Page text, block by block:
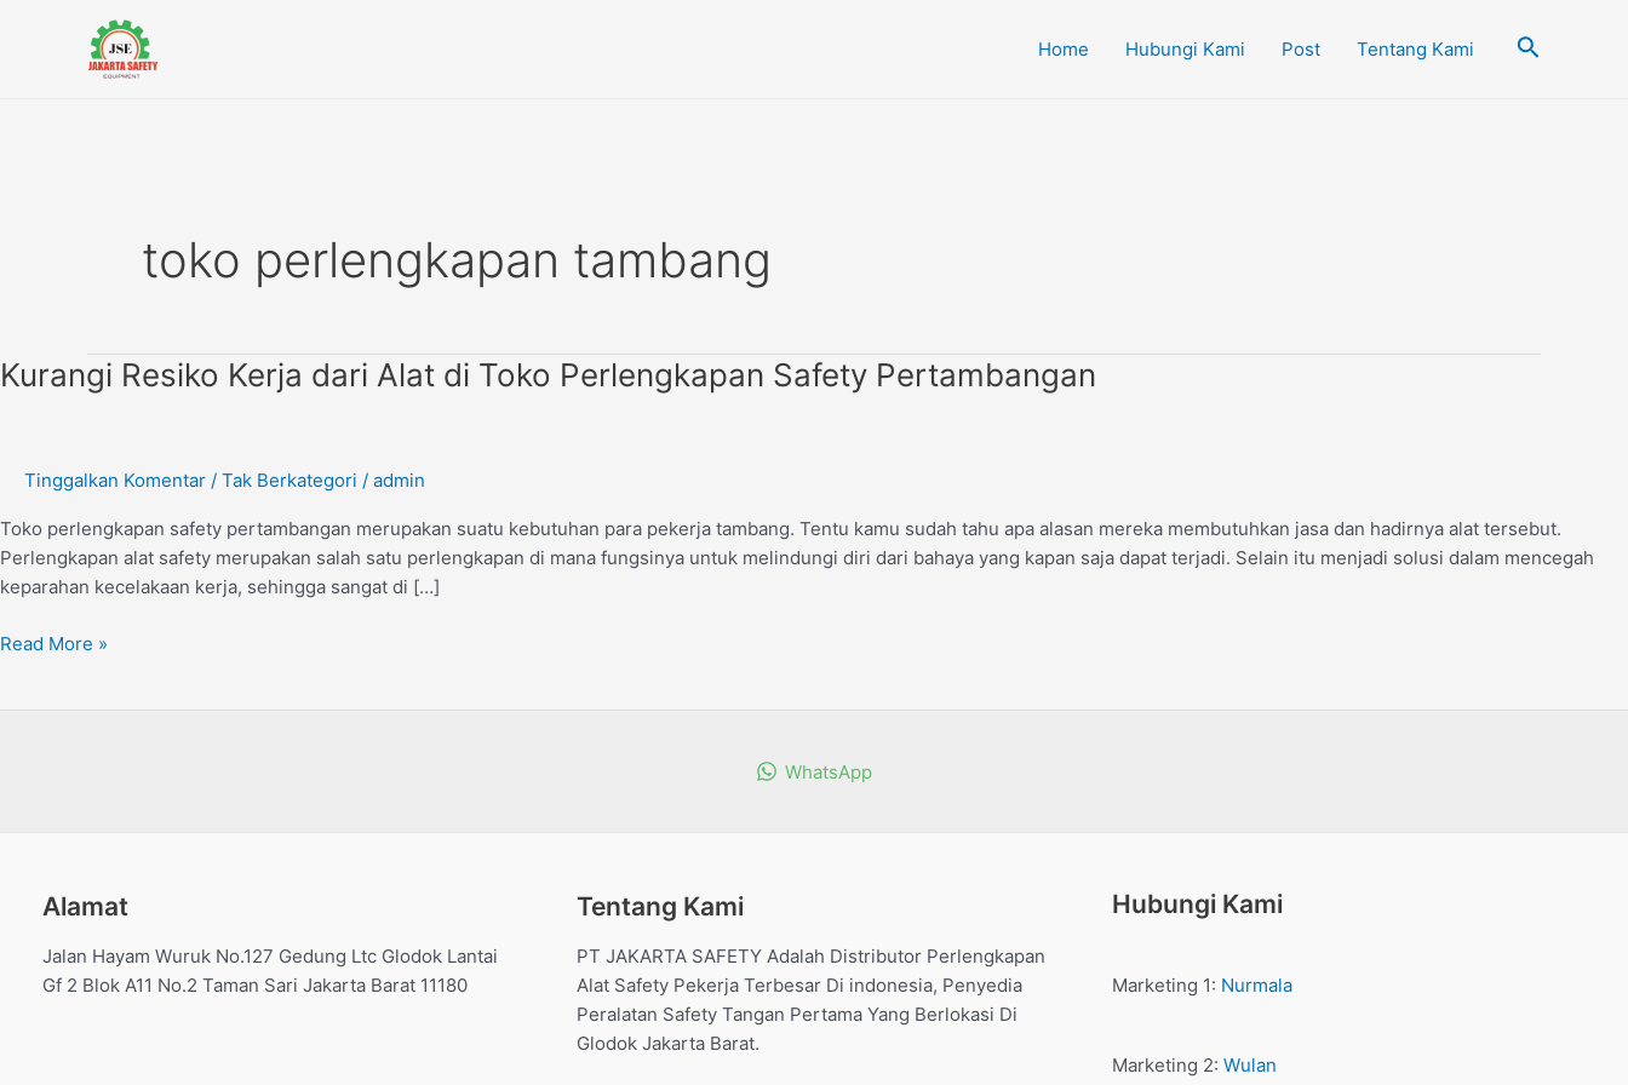
Home Hubungi Kami Post Tentang Kami Cari
toko perlengkapan tambang
Kurangi Resiko Kerja dari Alat di Toko Perlengkapan Safety Pertambangan
Tinggalkan Komentar / Tak Berkategori / admin
Toko perlengkapan safety pertambangan merupakan suatu kebutuhan para pekerja tambang. Tentu kamu sudah tahu apa alasan mereka membutuhkan jasa dan hadirnya alat tersebut.
Perlengkapan alat safety merupakan salah satu perlengkapan di mana fungsinya untuk melindungi diri dari bahaya yang kapan saja dapat terjadi. Selain itu menjadi solusi dalam mencegah
keparahan kecelakaan kerja, sehingga sangat di […]
Kurangi
Alat
Toko
Perlengkapan
Safety
Read More »
WhatsApp
Alamat
Jalan Hayam Wuruk No.127 Gedung Ltc Glodok Lantai
Gf 2 Blok A11 No.2 Taman Sari Jakarta Barat 11180
Tentang Kami
PT JAKARTA SAFETY Adalah Distributor Perlengkapan
Alat Safety Pekerja Terbesar Di indonesia, Penyedia
Peralatan Safety Tangan Pertama Yang Berlokasi Di
Glodok Jakarta Barat.
Hubungi Kami
Marketing 1: Nurmala
Marketing 2: Wulan